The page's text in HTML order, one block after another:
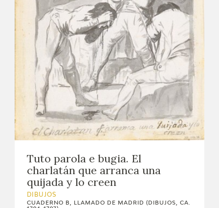
ACTUALIDAD
SALA DE PRENSA
BLOG CUADERNO ITALIANO
FRANCISCO DE GOYA
EL VIAJE DE GOYA
CATÁLOGO
Tuto parola e bugia. El
charlatán que arranca una
quijada y lo creen
DIBUJOS
CUADERNO B, LLAMADO DE MADRID (DIBUJOS, CA.